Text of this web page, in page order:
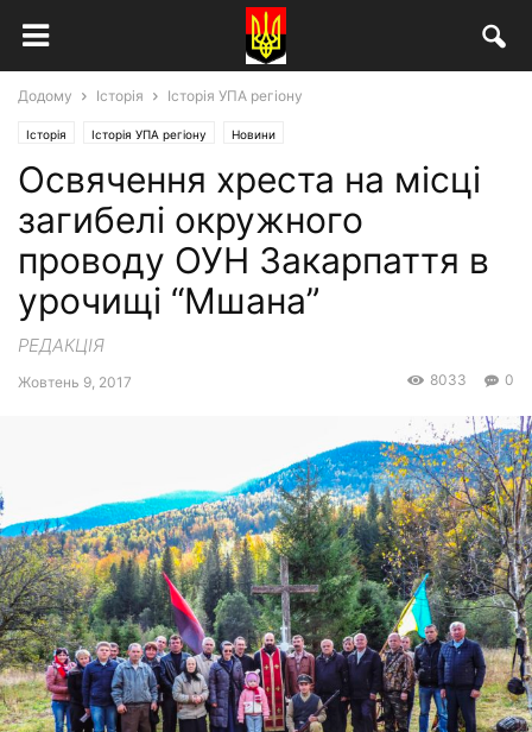
Додому Історія Історія УПА регіону
Історія Історія УПА регіону Новини
Освячення хреста на місці
загибелі окружного
проводу ОУН Закарпаття в
урочищі “Мшана”
РЕДАКЦІЯ
Жовтень 9, 2017 0
8033